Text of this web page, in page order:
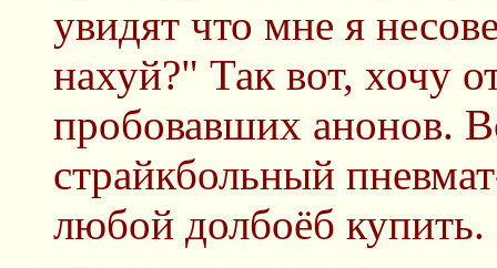
увидят что мне я
нахуй?" Так вот, хочу
пробовавших анонов.
страйкбольный
любой долбоёб